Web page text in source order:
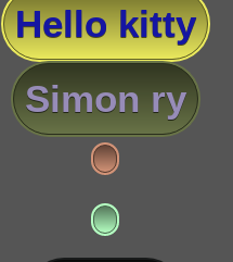
Hello kitty
Simon ry